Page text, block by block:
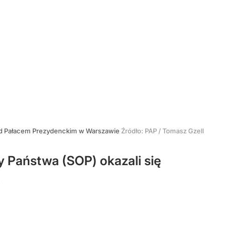
Pałacem Prezydenckim w Warszawie Źródło: PAP /Tomasz Gzell
Państwa (SOP) okazali się